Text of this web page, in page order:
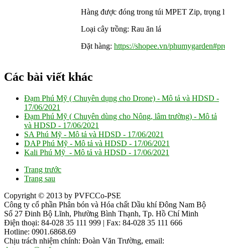
Hàng được đóng trong túi MPET Zip, trọng
Loại cây trồng: Rau ăn lá
Đặt hàng: https://shopee.vn/
Các bài viết khác
Đạm Phú Mỹ ( Chuyên dụng cho Drone) - Mô tả và HDSD -
17/06/2021
Đạm Phú Mỹ ( Chuyên dùng cho Nông, lâm trường) - Mô tả
và HDSD - 17/06/2021
SA Phú Mỹ - Mô tả và HDSD - 17/06/2021
DAP Phú Mỹ - Mô tả và HDSD - 17/06/2021
Kali Phú Mỹ - Mô tả và HDSD - 17/06/2021
Trang trước
Trang sau
Copyright © 2013 by PVFCCo-PSE
Công ty cổ phần Phân bón và Hóa chất Dầu khí Đông Nam Bộ
Số 27 Đinh Bộ Lĩnh, Phường Bình Thạnh, Tp. Hồ Chí Minh
Điện thoại: 84-028 35 111 999 | Fax: 84-028 35 111 666
Hotline: 0901.6868.69
Chịu trách nhiệm chính: Đoàn Văn Trường, email: